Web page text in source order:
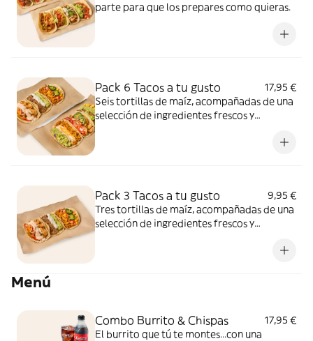
parte para que los prepares como quieras.
Pack 6 Tacos a tu gusto
17,95 €
Seis tortillas de maíz, acompañadas de una
selección de ingredientes frescos y
Pack 3 Tacos a tu gusto
9,95 €
Tres tortillas de maíz, acompañadas de una
selección de ingredientes frescos y
Menú
Combo Burrito & Chispas
17,95 €
El burrito que tú te montes...con una